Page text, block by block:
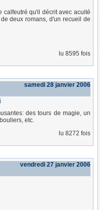
calfeutré qu'il décrit avec acuité
deux romans, d'un recueil de
lu 8595 fois
samedi 28 janvier 2006
des tours de magie, un
etc.
lu 8272 fois
vendredi 27 janvier 2006